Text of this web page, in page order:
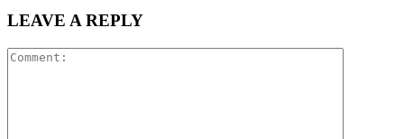
LEAVE A REPLY